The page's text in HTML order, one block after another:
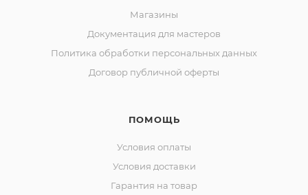
Магазины
Документация для мастеров
Политика обработки персональных данных
Договор публичной оферты
ПОМОЩЬ
Условия оплаты
Условия доставки
Гарантия на товар